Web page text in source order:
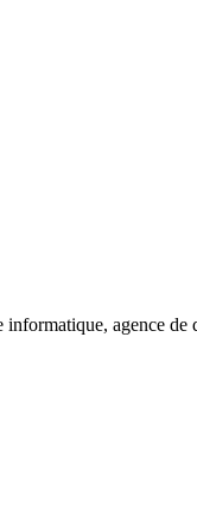
agence